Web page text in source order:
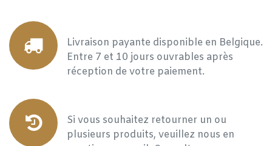
Livraison payante disponible en Belgique.
Entre 7 et 10 jours ouvrables après
réception de votre paiement.
Si vous souhaitez retourner un ou
plusieurs produits, veuillez nous en